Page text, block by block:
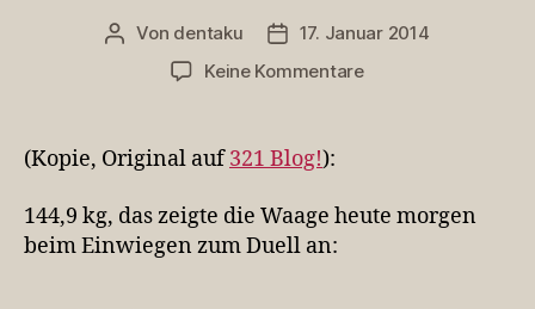
Beitragsautor
Von dentaku Veröffentlichungsdatum
17. Januar 2014
Keine Kommentarezu
(Kopie, Original auf321 Blog!):
144,9 kg, das zeigte die Waage heute morgen
beim Einwiegen zum Duell an: